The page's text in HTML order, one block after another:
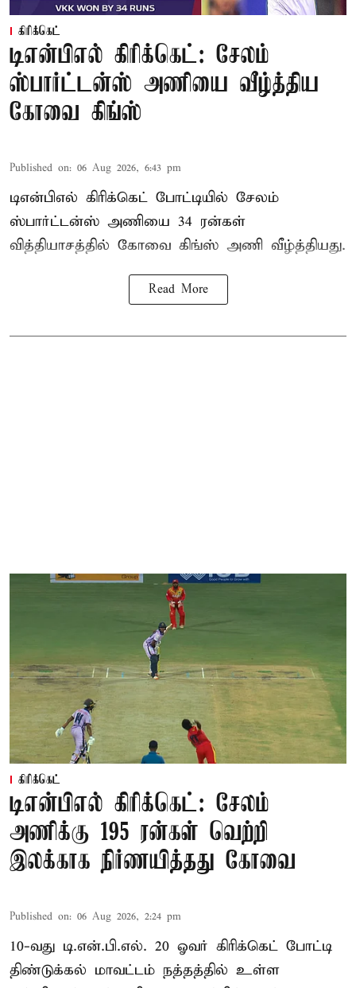
கிரிக்கெட்
டிஎன்பிஎல் கிரிக்கெட்: சேலம்
ஸ்பார்ட்டன்ஸ் அணியை வீழ்த்திய
கோவை கிங்ஸ்
Published on: 06 Aug 2026, 6:43 pm
டிஎன்பிஎல் கிரிக்கெட் போட்டியில் சேலம்
ஸ்பார்ட்டன்ஸ் அணியை 34 ரன்கள்
வித்தியாசத்தில் கோவை கிங்ஸ் அணி வீழ்த்தியது.
Read More
கிரிக்கெட்
டிஎன்பிஎல் கிரிக்கெட்: சேலம்
அணிக்கு 195 ரன்கள் வெற்றி
இலக்காக நிர்ணயித்தது கோவை
Published on: 06 Aug 2026, 2:24 pm
10-வது டி.என்.பி.எல். 20 ஓவர் கிரிக்கெட் போட்டி
திண்டுக்கல் மாவட்டம் நத்தத்தில் உள்ள